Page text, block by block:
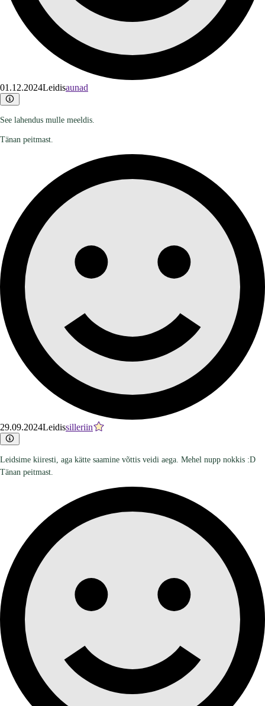
01.12.2024Leidisaunad
See lahendus mulle meeldis.
Tänan peitmast.
29.09.2024Leidissilleriin
Leidsime kiiresti, aga kätte saamine võttis veidi aega. Mehel nupp nokkis :D
Tänan peitmast.